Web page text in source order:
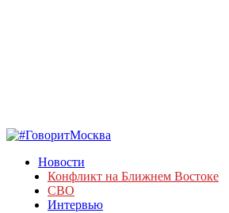
Новости
Конфликт на Ближнем Востоке
СВО
Интервью